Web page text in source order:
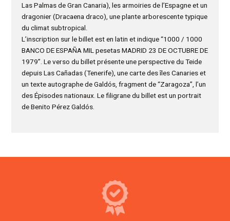
Las Palmas de Gran Canaria), les armoiries de l’Espagne et un
dragonier (Dracaena draco), une plante arborescente typique
du climat subtropical.
L’inscription sur le billet est en latin et indique “1000 / 1000
BANCO DE ESPAÑA MIL pesetas MADRID 23 DE OCTUBRE DE
1979”. Le verso du billet présente une perspective du Teide
depuis Las Cañadas (Tenerife), une carte des îles Canaries et
un texte autographe de Galdós, fragment de “Zaragoza”, l’un
des Épisodes nationaux. Le filigrane du billet est un portrait
de Benito Pérez Galdós.